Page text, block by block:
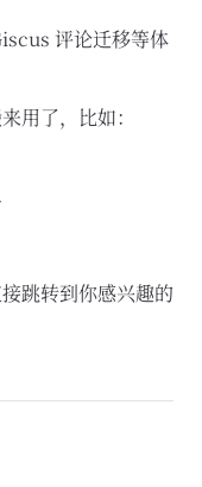
评论迁移等体
用了，比如：
跳转到你感兴趣的